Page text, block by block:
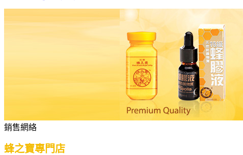
銷售網絡
蜂之寶專門店